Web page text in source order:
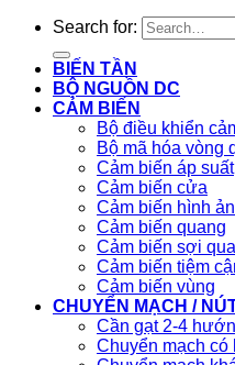
Search for:
BIẾN TẦN
BỘ NGUỒN DC
CẢM BIẾN
Bộ điều khiển
Bộ mã hóa vòng
Cảm biến áp suất
Cảm biến cửa
Cảm biến hình
Cảm biến quang
Cảm biến sợi
Cảm biến tiệm
Cảm biến vùng
CHUYỂN MẠCH /
Cần gạt 2-4
Chuyển mạch có